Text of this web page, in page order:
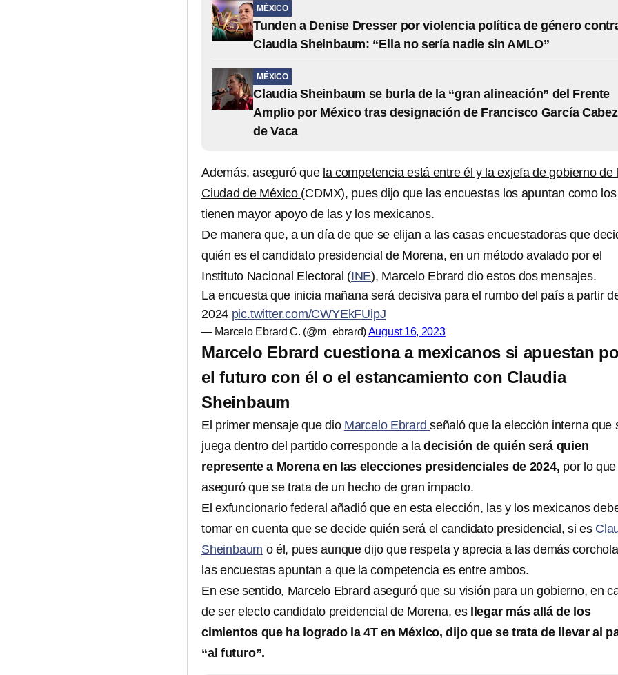
MÉXICO
Tunden a Denise Dresser por violencia política de género
Claudia Sheinbaum: “Ella no sería nadie sin AMLO”
MÉXICO
Claudia Sheinbaum se burla de la “gran alineación” del Frente
Amplio por México tras designación de Francisco García
de Vaca
Además, aseguró que la competencia está entre él y la exjefa de gobierno de
Ciudad de México (CDMX), pues dijo que las encuestas los apuntan como
tienen mayor apoyo de las y los mexicanos.
De manera que, a un día de que se elijan a las casas encuestadoras que
quién es el candidato presidencial de Morena, en un método avalado por el
Instituto Nacional Electoral (INE), Marcelo Ebrard dio estos dos mensajes.
La encuesta que inicia mañana será decisiva para el rumbo del país a partir
2024 pic.twitter.com/CWYEkFUipJ
— Marcelo Ebrard C. (@m_ebrard)August 16, 2023
Marcelo Ebrard cuestiona a mexicanos si apuestan
el futuro con él o el estancamiento con Claudia
Sheinbaum
El primer mensaje que dio Marcelo Ebrardseñaló que la elección interna que
juega dentro del partido corresponde a la decisión de quién será quien
represente a Morena en las elecciones presidenciales de 2024, por lo que
aseguró que se trata de un hecho de gran impacto.
El exfuncionario federal añadió que en esta elección, las y los mexicanos
tomar en cuenta que se decide quién será el candidato presidencial, si es
Sheinbaum o él, pues aunque dijo que respeta y aprecia a las demás
las encuestas apuntan a que la competencia es entre ambos.
En ese sentido, Marcelo Ebrard aseguró que su visión para un gobierno, en
de ser electo candidato preidencial de Morena, esllegar más allá de los
cimientos que ha logrado la 4T en México, dijo que se trata de llevar al
“al futuro”.